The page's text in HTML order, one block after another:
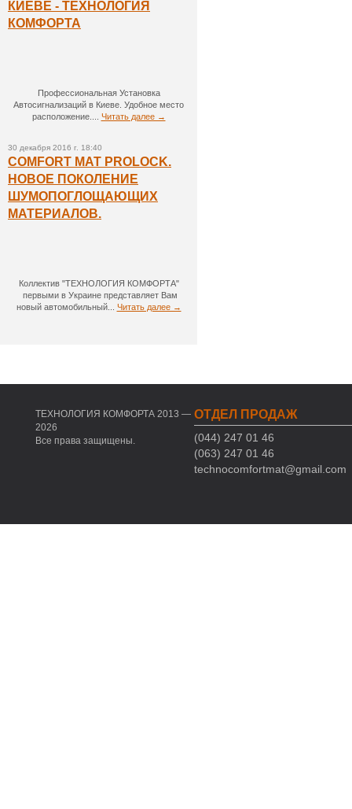
КИЕВЕ - ТЕХНОЛОГИЯ
КОМФОРТА
Профессиональная Установка
Автосигнализаций в Киеве. Удобное место
расположение.... Читать далее →
30 декабря 2016 г. 18:40
COMFORT MAT PROLOCK.
НОВОЕ ПОКОЛЕНИЕ
ШУМОПОГЛОЩАЮЩИХ
МАТЕРИАЛОВ.
Коллектив "ТЕХНОЛОГИЯ КОМФОРТА"
первыми в Украине представляет Вам
новый автомобильный... Читать далее →
ТЕХНОЛОГИЯ КОМФОРТА 2013 —
2026
Все права защищены.
ОТДЕЛ ПРОДАЖ
(044) 247 01 46
(063) 247 01 46
technocomfortmat@gmail.com